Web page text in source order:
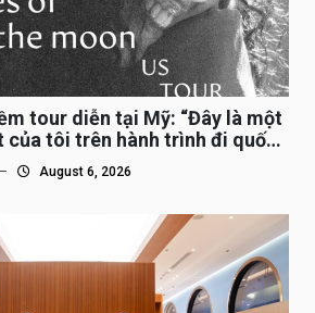
tour diễn tại Mỹ: “Đây là một
của tôi trên hành trình đi quốc
August 6, 2026